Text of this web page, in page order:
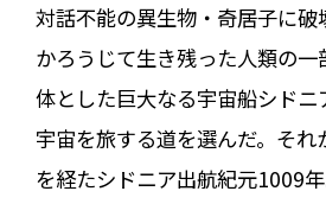
対話不能の異生物・奇居子に破
かろうじて生き残った人類の
体とした巨大なる宇宙船シドニ
宇宙を旅する道を選んだ。そ
を経たシドニア出航紀元1009